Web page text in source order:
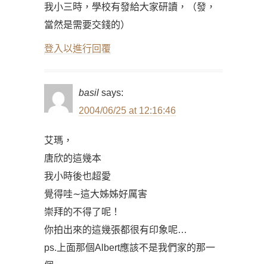
我小三時，學校有發給大家研讀，（發，
當然是需要交錢的）
登入以進行回覆
basil says:
2004/06/25 at 12:16:46
艾瑪，
唐欣的這幾本
我小時後也超愛
覺得哇∼這大姊姊好厲害
崇拜的不得了呢！
你拍出來的這幾張都很有印象呢…
ps.上面那個Albert應該不是我們家的那一